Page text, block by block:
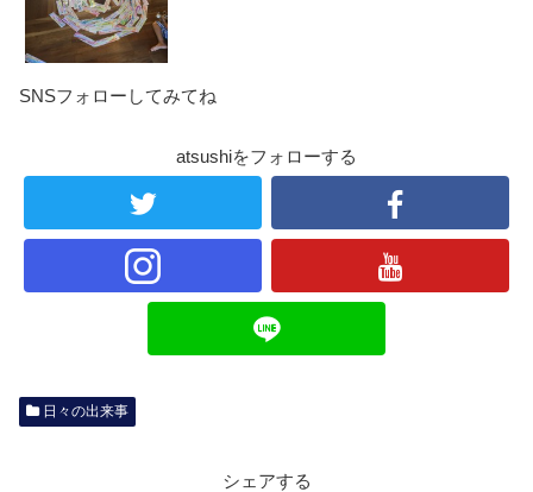
SNSフォローしてみてね
atsushiをフォローする
日々の出来事
シェアする